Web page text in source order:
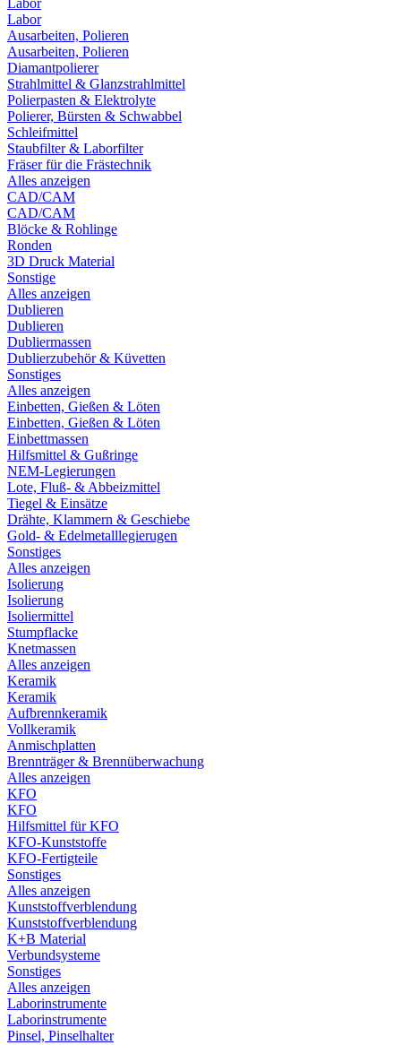
Labor
Labor
Ausarbeiten, Polieren
Ausarbeiten, Polieren
Diamantpolierer
Strahlmittel & Glanzstrahlmittel
Polierpasten & Elektrolyte
Polierer, Bürsten & Schwabbel
Schleifmittel
Staubfilter & Laborfilter
Fräser für die Frästechnik
Alles anzeigen
CAD/CAM
CAD/CAM
Blöcke & Rohlinge
Ronden
3D Druck Material
Sonstige
Alles anzeigen
Dublieren
Dublieren
Dubliermassen
Dublierzubehör & Küvetten
Sonstiges
Alles anzeigen
Einbetten, Gießen & Löten
Einbetten, Gießen & Löten
Einbettmassen
Hilfsmittel & Gußringe
NEM-Legierungen
Lote, Fluß- & Abbeizmittel
Tiegel & Einsätze
Drähte, Klammern & Geschiebe
Gold- & Edelmetalllegierugen
Sonstiges
Alles anzeigen
Isolierung
Isolierung
Isoliermittel
Stumpflacke
Knetmassen
Alles anzeigen
Keramik
Keramik
Aufbrennkeramik
Vollkeramik
Anmischplatten
Brennträger & Brennüberwachung
Alles anzeigen
KFO
KFO
Hilfsmittel für KFO
KFO-Kunststoffe
KFO-Fertigteile
Sonstiges
Alles anzeigen
Kunststoffverblendung
Kunststoffverblendung
K+B Material
Verbundsysteme
Sonstiges
Alles anzeigen
Laborinstrumente
Laborinstrumente
Pinsel, Pinselhalter